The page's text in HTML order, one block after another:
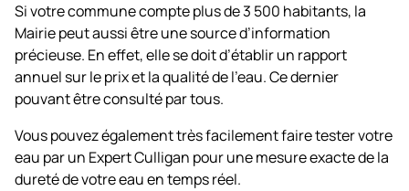
Si votre commune compte plus de 3 500 habitants, la
Mairie peut aussi être une source d’information
précieuse. En effet, elle se doit d’établir un rapport
annuel sur le prix et la qualité de l’eau. Ce dernier
pouvant être consulté par tous.
Vous pouvez également très facilement faire tester votre
eau par un Expert Culligan pour une mesure exacte de la
dureté de votre eau en temps réel.